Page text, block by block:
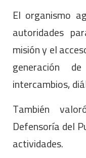
El organismo
autoridades
misión y el
generación
intercambios,
También
Defensoría del
actividades.